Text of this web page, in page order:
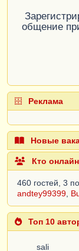
общение
Реклама
Новые
Кто онлайн
460 гостей, 3
andtey99399
Топ 10
sali